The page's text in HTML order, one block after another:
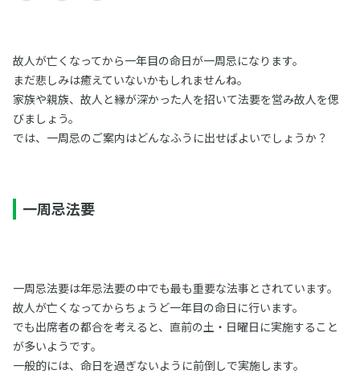
故人が亡くなってから一年目の命日が一周忌になります。
まだ悲しみは癒えていないかもしれませんね。
家族や親族、故人と縁が深かった人を招いて法要を営み故人を偲
びましょう。
では、一周忌のご案内はどんなふうに出せばよいでしょうか？
一周忌法要
一周忌法要は年忌法要の中でも最も重要な法事とされています。
故人が亡くなってからちょうど一年目の命日に行います。
でも出席者の都合を考えると、直前の土・日曜日に実施すること
が多いようです。
一般的には、命日を過ぎないように前倒しで実施します。